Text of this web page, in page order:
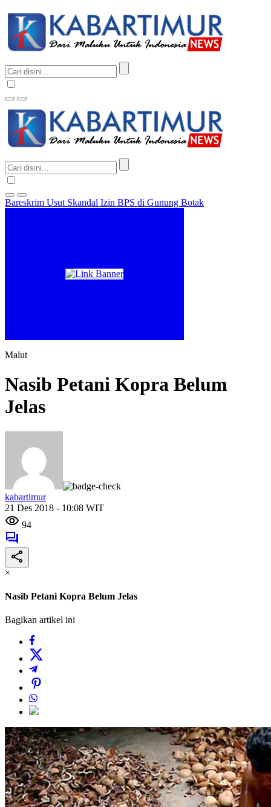
Bareskrim Usut Skandal Izin BPS di Gunung Botak
Malut
Nasib Petani Kopra Belum
Jelas
kabartimur
21 Des 2018 - 10:08 WIT
94
×
Nasib Petani Kopra Belum Jelas
Bagikan artikel ini